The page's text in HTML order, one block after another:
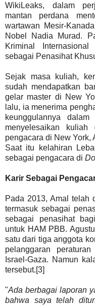
WikiLeaks, dalam
mantan perdana
wartawan Mesir-
Nobel Nadia Murad.
Kriminal
sebagai Penasihat
Sejak masa kuliah,
sudah mendapatkan
gelar master di New
lalu, ia menerima
keunggulannya
menyelesaikan
pengacara di New York,
Saat itu kelahiran
sebagai pengacara di
Karir Sebagai
Pada 2013, Amal telah
termasuk sebagai
sebagai penasihat
untuk HAM PBB.
satu dari tiga anggota
pelanggaran
Israel-Gaza. Namun
tersebut.[3]
"Ada berbagai laporan
bahwa saya telah